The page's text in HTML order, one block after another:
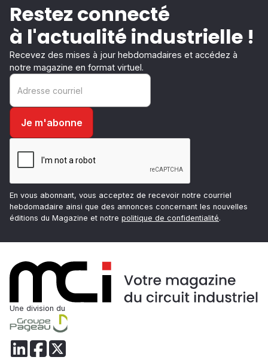
Restez connecté
à l'actualité industrielle !
Recevez des mises à jour hebdomadaires et accédez à
notre magazine en format virtuel.
En vous abonnant, vous acceptez de recevoir notre courriel
hebdomadaire ainsi que des annonces concernant les nouvelles
éditions du Magazine et notre politique de confidentialité.
Une division du